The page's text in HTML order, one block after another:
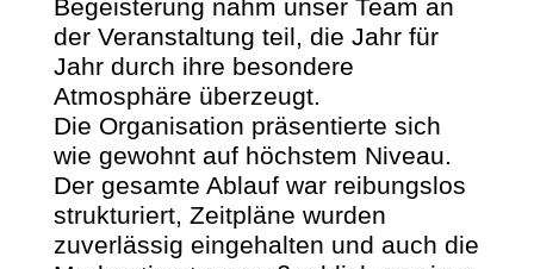
Begeisterung nahm unser Team an
der Veranstaltung teil, die Jahr für
Jahr durch ihre besondere
Atmosphäre überzeugt.
Die Organisation präsentierte sich
wie gewohnt auf höchstem Niveau.
Der gesamte Ablauf war reibungslos
strukturiert, Zeitpläne wurden
zuverlässig eingehalten und auch die